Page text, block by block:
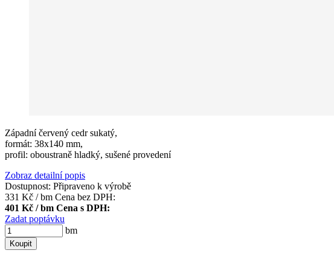
Západní červený cedr sukatý,
formát: 38x140 mm,
profil: oboustraně hladký, sušené provedení
Zobraz detailní popis
Dostupnost: Připraveno k výrobě
331 Kč / bm Cena bez DPH:
401 Kč / bm Cena s DPH:
Zadat poptávku
bm
Koupit